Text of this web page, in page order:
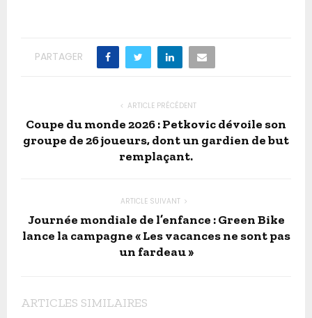
PARTAGER
ARTICLE PRÉCÉDENT
Coupe du monde 2026 : Petkovic dévoile son
groupe de 26 joueurs, dont un gardien de but
remplaçant.
ARTICLE SUIVANT
Journée mondiale de l’enfance : Green Bike
lance la campagne « Les vacances ne sont pas
un fardeau »
ARTICLES SIMILAIRES